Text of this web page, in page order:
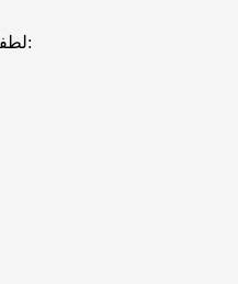
لطفا پاسخ را به عدد انگلیسی وارد کنید: